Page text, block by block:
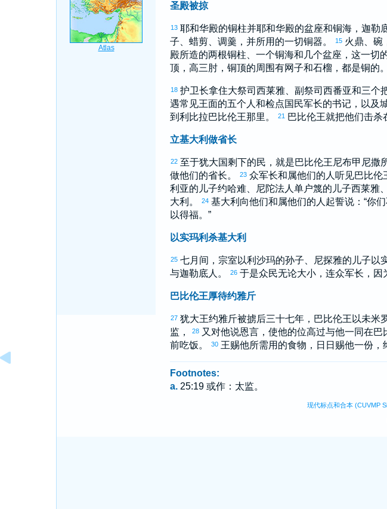
圣殿被掠
13 耶和华殿的铜柱并耶和华殿的盆座和铜海， 迦勒
子、蜡剪、调羹，并所用的一切铜器。
15 火鼎、碗
殿所造的两根铜柱、一个铜海和几个盆座，这一切
顶，高三肘，铜顶的周围有网子和石榴，都是铜的
18 护卫长拿住大祭司 西莱雅、副祭司 西番亚和三个
遇常见王面的五个人和检点国民军长的书记，以及
到 利比拉巴比伦王那里。 21 巴比伦王就把他们击杀
立基大利做省长
22 至于犹大国剩下的民，就是巴比伦王尼布甲尼撒
做他们的省长。
23 众军长和属他们的人听见巴比伦
利亚的儿子约哈难、 尼陀法人 单户篾的儿子西莱雅、
大利 。 24 基大利 向他们和属他们的人起誓说：“你
以得福。”
以实玛利杀基大利
25 七月间，宗室 以利沙玛的孙子、 尼探雅的儿子 以
与迦勒底人。 26 于是众民无论大小，连众军长，因
巴比伦王厚待约雅斤
27 犹大王约雅斤被掳后三十七年， 巴比伦王 以未米
监，
28 又对他说恩言，使他的位高过与他一同在巴
前吃饭。
30 王赐他所需用的食物，日日赐他一份，
Footnotes:
a. 25:19 或作：太监。
现代标点和合本 (CUVMP